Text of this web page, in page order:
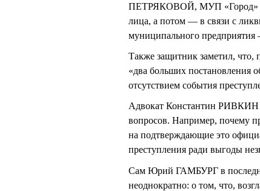
ПЕТРЯКОВОЙ, МУП «Город» и
лица, а потом — в связи с
муниципального
Также защитник заметил,
«два больших постановления
отсутствием события
Адвокат Константин РИВКИН
вопросов. Например, почему
на подтверждающие это
преступления ради выгоды
Сам Юрий ГАМБУРГ в
неоднократно: о том, что,